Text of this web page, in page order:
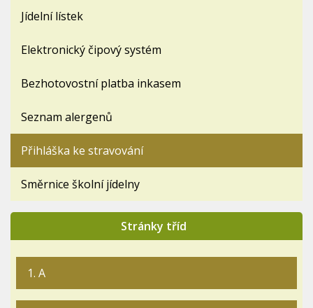
Jídelní lístek
Elektronický čipový systém
Bezhotovostní platba inkasem
Seznam alergenů
Přihláška ke stravování
Směrnice školní jídelny
Stránky tříd
1. A